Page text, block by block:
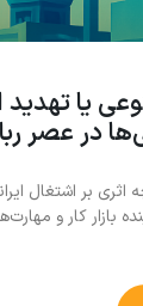
یا تهدید
در عصر
بر اشتغال
بازار کار و